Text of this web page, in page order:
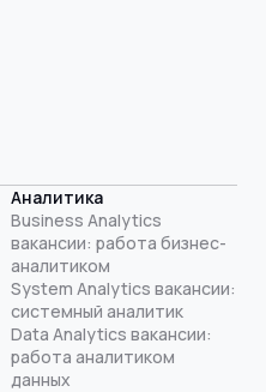
Аналитика
Business Analytics
вакансии: работа бизнес-
аналитиком
System Analytics вакансии:
системный аналитик
Data Analytics вакансии:
работа аналитиком
данных